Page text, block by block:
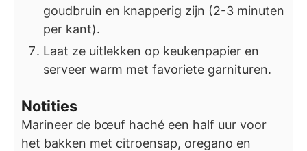
goudbruin en knapperig zijn (2-3 minuten
per kant).
Laat ze uitlekken op keukenpapier en
serveer warm met favoriete garnituren.
Notities
Marineer de bœuf haché een half uur voor
het bakken met citroensap, oregano en